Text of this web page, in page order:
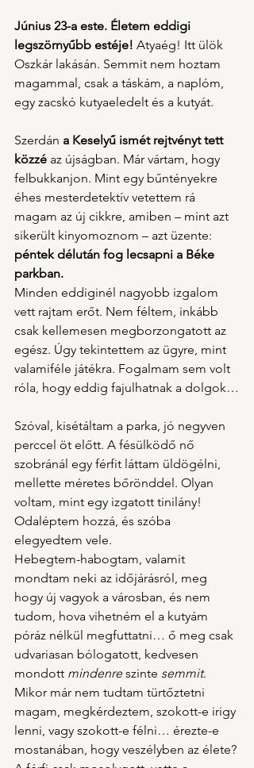
Június 23-a este. Életem eddigi
legszörnyűbb estéje! Atyaég! Itt ülök
Oszkár lakásán. Semmit nem hoztam
magammal, csak a táskám, a naplóm,
egy zacskó kutyaeledelt és a kutyát.
Szerdán a Keselyű ismét rejtvényt tett
közzé az újságban. Már vártam, hogy
felbukkanjon. Mint egy bűntényekre
éhes mesterdetektív vetettem rá
magam az új cikkre, amiben – mint azt
sikerült kinyomoznom – azt üzente:
péntek délután fog lecsapni a Béke
parkban.
Minden eddiginél nagyobb izgalom
vett rajtam erőt. Nem féltem, inkább
csak kellemesen megborzongatott az
egész. Úgy tekintettem az ügyre, mint
valamiféle játékra. Fogalmam sem volt
róla, hogy eddig fajulhatnak a dolgok…
Szóval, kisétáltam a parka, jó negyven
perccel öt előtt. A fésülködő nő
szobránál egy férfit láttam üldögélni,
mellette méretes bőrönddel. Olyan
voltam, mint egy izgatott tinilány!
Odaléptem hozzá, és szóba
elegyedtem vele.
Hebegtem-habogtam, valamit
mondtam neki az időjárásról, meg
hogy új vagyok a városban, és nem
tudom, hova vihetném el a kutyám
póráz nélkül megfuttatni… ő meg csak
udvariasan bólogatott, kedvesen
mondott mindenre szinte semmit.
Mikor már nem tudtam türtőztetni
magam, megkérdeztem, szokott-e irigy
lenni, vagy szokott-e félni… érezte-e
mostanában, hogy veszélyben az élete?